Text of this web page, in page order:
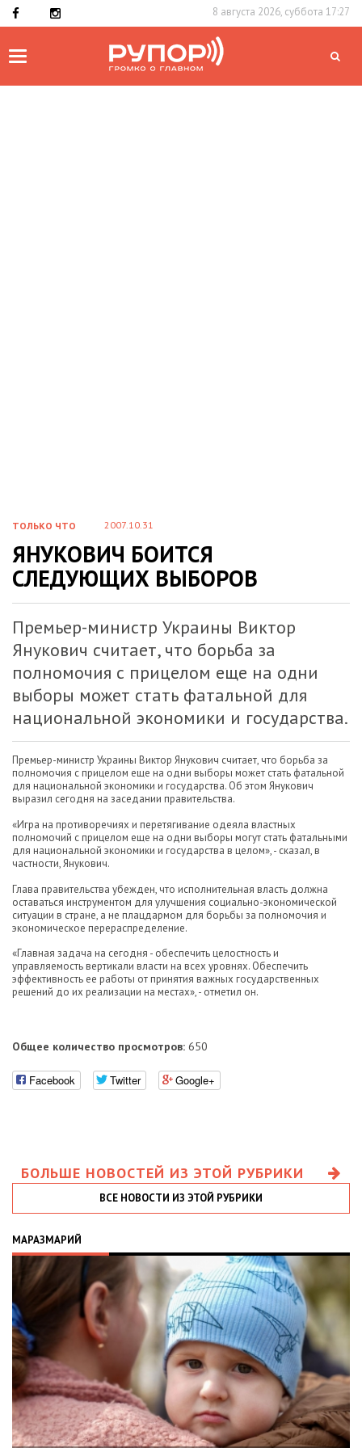
8 августа 2026, суббота 17:27
Toggle
ТОЛЬКО ЧТО 2007.10.31
ЯНУКОВИЧ БОИТСЯ
СЛЕДУЮЩИХ ВЫБОРОВ
Премьер-министр Украины Виктор
Янукович считает, что борьба за
полномочия с прицелом еще на одни
выборы может стать фатальной для
национальной экономики и государства.
Премьер-министр Украины Виктор Янукович считает, что борьба за
полномочия с прицелом еще на одни выборы может стать фатальной
для национальной экономики и государства. Об этом Янукович
выразил сегодня на заседании правительства.
«Игра на противоречиях и перетягивание одеяла властных
полномочий с прицелом еще на одни выборы могут стать фатальными
для национальной экономики и государства в целом», - сказал, в
частности, Янукович.
Глава правительства убежден, что исполнительная власть должна
оставаться инструментом для улучшения социально-экономической
ситуации в стране, а не плацдармом для борьбы за полномочия и
экономическое перераспределение.
«Главная задача на сегодня - обеспечить целостность и
управляемость вертикали власти на всех уровнях. Обеспечить
эффективность ее работы от принятия важных государственных
решений до их реализации на местах», - отметил он.
Общее количество просмотров: 650
Facebook Twitter Google+
БОЛЬШЕ НОВОСТЕЙ ИЗ ЭТОЙ РУБРИКИ
ВСЕ НОВОСТИ ИЗ ЭТОЙ РУБРИКИ
МАРАЗМАРИЙ